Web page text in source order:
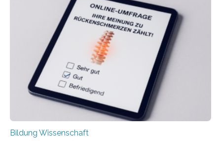
Rente. Bisherige Schätzungen lagen bei rund 20.000
Euro und damit etwa 30 Prozent zu niedrig. Zu diesem
Ergebnis kommt eine neue Studie des ZEW Mannheim
mit der Universität Tilburg. „Werden Frauen unter 30
Jahren erstmals…
Bildung Wissenschaft